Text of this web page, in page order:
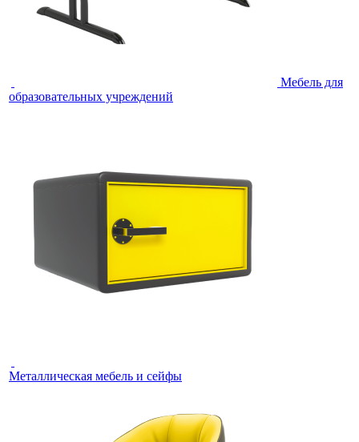
Мебель для
образовательных учреждений
Металлическая мебель и сейфы